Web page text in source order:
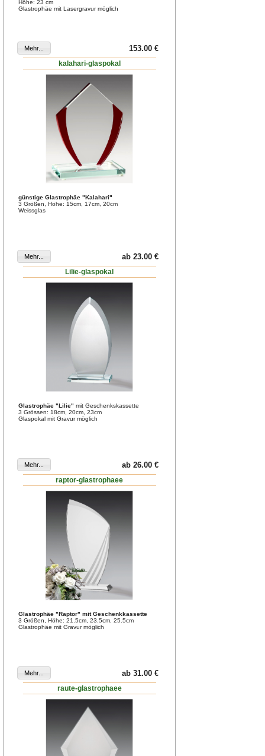
Höhe: 23 cm
Glastrophäe mit Lasergravur möglich
153.00 €
kalahari-glaspokal
günstige Glastrophäe "Kalahari"
3 Größen, Höhe: 15cm, 17cm, 20cm
Weissglas
ab 23.00 €
Lilie-glaspokal
Glastrophäe "Lilie" mit Geschenkskassette
3 Grössen: 18cm, 20cm, 23cm
Glaspokal mit Gravur möglich
ab 26.00 €
raptor-glastrophaee
Glastrophäe "Raptor" mit Geschenkkassette
3 Größen, Höhe: 21.5cm, 23.5cm, 25.5cm
Glastrophäe mit Gravur möglich
ab 31.00 €
raute-glastrophaee